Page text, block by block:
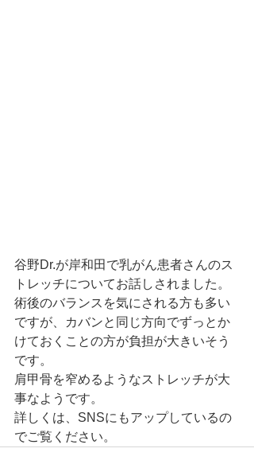
谷野Dr.が岸和田で乳がん患者さんのス
トレッチについてお話しされました。
術後のバランスを気にされる方も多い
ですが、カバンと同じ方向でずっとか
けておくことの方が負担が大きいそう
です。
肩甲骨を窄めるようなストレッチが大
事なようです。
詳しくは、SNSにもアップしているの
でご覧ください。